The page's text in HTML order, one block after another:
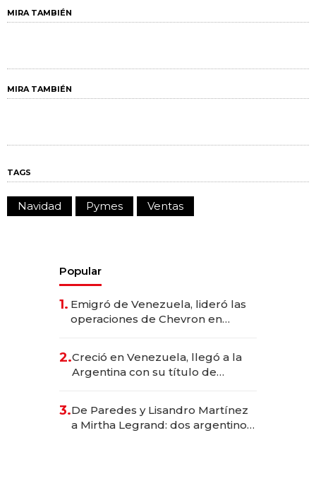
MIRA TAMBIÉN
MIRA TAMBIÉN
TAGS
Navidad Pymes Ventas
Popular
1. Emigró de Venezuela, lideró las
operaciones de Chevron en
2.Creció en Venezuela, llegó a la
Argentina con su título de
las marcas "fast premium"
3.De Paredes y Lisandro Martínez
a Mirtha Legrand: dos argentinos